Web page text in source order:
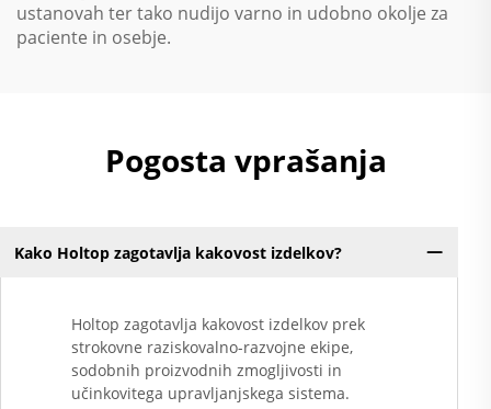
ustanovah ter tako nudijo varno in udobno okolje za
paciente in osebje.
Pogosta vprašanja
Kako Holtop zagotavlja kakovost izdelkov?
Holtop zagotavlja kakovost izdelkov prek
strokovne raziskovalno-razvojne ekipe,
sodobnih proizvodnih zmogljivosti in
učinkovitega upravljanjskega sistema.